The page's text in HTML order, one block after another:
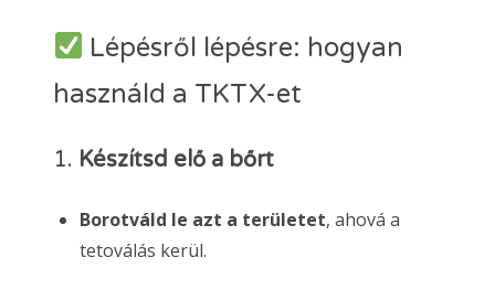
Lépésről lépésre: hogyan
használd a TKTX-et
1. Készítsd elő a bőrt
Borotváld le azt a területet, ahová a
tetoválás kerül.